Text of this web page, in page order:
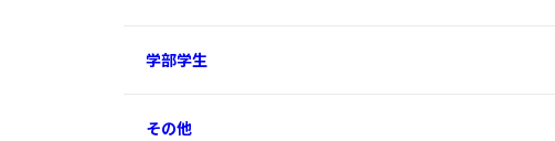
学部学生
その他